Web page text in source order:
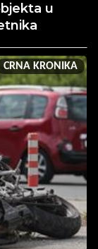
u
CRNA KRONIKA